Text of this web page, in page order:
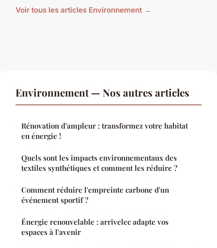
Voir tous les articles Environnement →
Environnement — Nos autres articles
Rénovation d'ampleur : transformez votre habitat
en énergie !
Quels sont les impacts environnementaux des
textiles synthétiques et comment les réduire ?
Comment réduire l'empreinte carbone d'un
événement sportif ?
Énergie renouvelable : arrivelec adapte vos
espaces à l'avenir